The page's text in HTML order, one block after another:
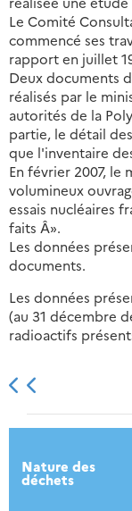
Le Comité
commencé ses
rapport en juillet
Deux documents
réalisés par le
autorités de la
partie, le détail
que l'inventaire
En février 2007, le
volumineux
essais nucléaires
faits Â».
Les données
documents.
Les données
(au 31 décembre
radioactifs
2013
Nature des
déchets